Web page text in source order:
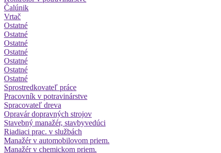
Čalúnik
Vrtač
Ostatné
Ostatné
Ostatné
Ostatné
Ostatné
Ostatné
Ostatné
Sprostredkovateľ práce
Pracovník v potravinárstve
Spracovateľ dreva
Opravár dopravných strojov
Stavebný manažér, stavbyvedúci
Riadiaci prac. v službách
Manažér v automobilovom priem.
Manažér v chemickom priem.